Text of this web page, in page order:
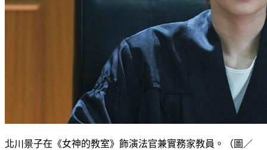
北川景子在《女神的教室》飾演法官兼實務家教員。（圖／